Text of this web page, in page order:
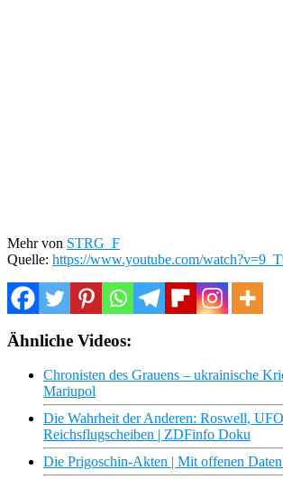
Mehr von STRG_F
Quelle: https://www.youtube.com/
Ähnliche Videos:
Chronisten des Grauens – ukrainische
Mariupol
Die Wahrheit der Anderen: Roswell,
Reichsflugscheiben | ZDFinfo Doku
Die Prigoschin-Akten | Mit offenen